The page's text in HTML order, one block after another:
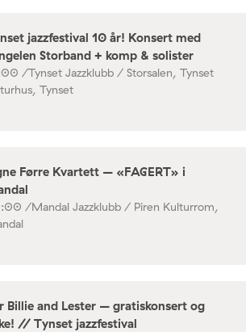
jazzfestival 10 år! Konsert med
Storband + komp & solister
/Tynset Jazzklubb / Storsalen, Tynset
Tynset
Førre Kvartett – «FAGERT» i
/Mandal Jazzklubb / Piren Kulturrom,
Billie and Lester – gratiskonsert og
// Tynset jazzfestival